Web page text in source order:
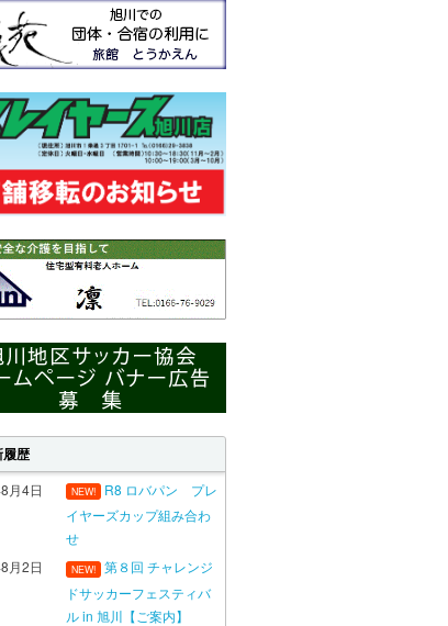
歴
月4日 NEW!
R8 ロバパン プレ
イヤーズカップ組み合わ
せ
月2日
NEW!
第８回 チャレンジ
ドサッカーフェスティバ
ル in 旭川【ご案内】